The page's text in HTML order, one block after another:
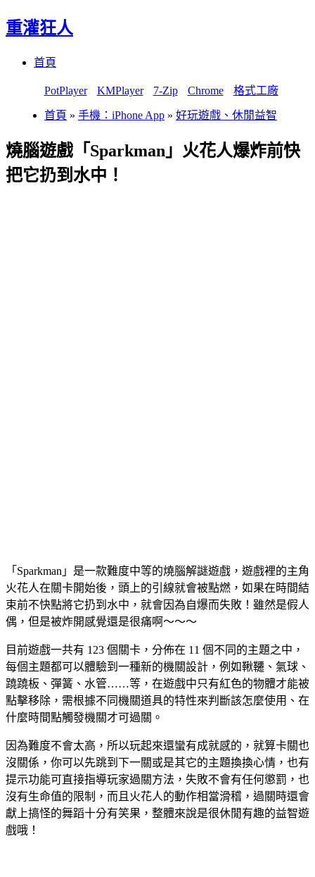
重灌狂人
首頁
PotPlayer KMPlayer 7-Zip Chrome 格式工廠
首頁 » 手機：iPhone App » 好玩遊戲、休閒益智
燒腦遊戲「Sparkman」火花人爆炸前快
把它扔到水中！
「Sparkman」是一款難度中等的燒腦解謎遊戲，遊戲裡的主角
火花人在關卡開始後，頭上的引線就會被點燃，如果在時間結
束前不快點將它扔到水中，就會因為自爆而失敗！雖然是假人
偶，但是被炸開感覺還是很痛啊～～～
目前遊戲一共有 123 個關卡，分佈在 11 個不同的主題之中，
每個主題都可以體驗到一種新的機關設計，例如鞦韆、氣球、
蹺蹺板、彈簧、水管……等，在遊戲中只有紅色的物體才能被
點擊移除，需根據不同機關道具的特性來判斷該怎麼使用、在
什麼時間點觸發機關才可過關。
因為難度不會太高，所以玩起來還蠻有成就感的，就算卡關也
沒關係，你可以先跳到下一關或是其它的主題換換心情，也有
提示功能可直接指導玩家過關方法，失敗不會有任何懲罰，也
沒有生命值的限制，而且火花人的動作相當滑稽，過關時還會
獻上搞怪的舞蹈十分有笑果，整體來說是很休閒有趣的益智遊
戲哦！